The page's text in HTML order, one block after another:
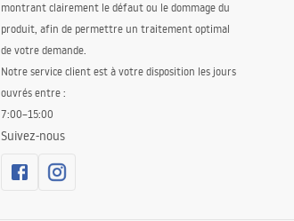
montrant clairement le défaut ou le dommage du
produit, afin de permettre un traitement optimal
de votre demande.
Notre service client est à votre disposition les jours
ouvrés entre :
7:00–15:00
Suivez-nous